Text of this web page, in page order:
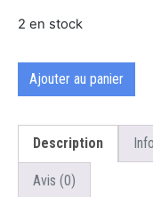
2 en stock
Ajouter au panier
Description
Avis (0)